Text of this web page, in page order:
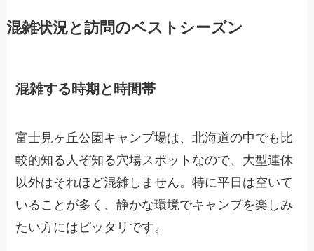
混雑状況と訪問のベストシーズン
混雑する時期と時間帯
富士見ヶ丘公園キャンプ場は、北海道の中でも比
較的知る人ぞ知る穴場スポットなので、大型連休
以外はそれほど混雑しません。特に平日は空いて
いることが多く、静かな環境でキャンプを楽しみ
たい方にはピッタリです。